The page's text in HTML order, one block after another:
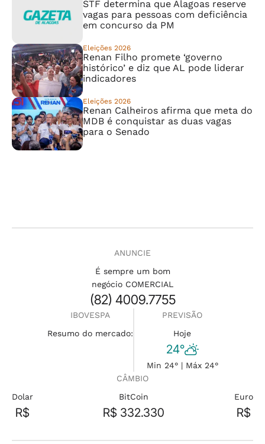
STF determina que Alagoas reserve
vagas para pessoas com deficiência
em concurso da PM
Eleições 2026
Renan Filho promete ‘governo
histórico’ e diz que AL pode liderar
indicadores
Eleições 2026
Renan Calheiros afirma que meta do
MDB é conquistar as duas vagas
para o Senado
ANUNCIE
É sempre um bom
negócio COMERCIAL
(82) 4009.7755
IBOVESPA
Resumo do mercado:
PREVISÃO
Hoje
24°
Min 24° | Máx 24°
CÂMBIO
Dolar
R$
BitCoin
R$ 332.330
Euro
R$